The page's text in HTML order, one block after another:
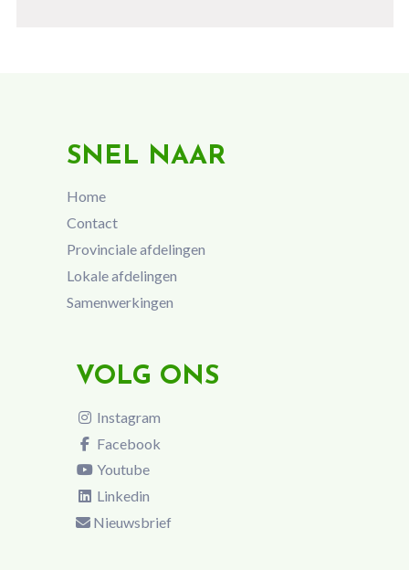
SNEL NAAR
Home
Contact
Provinciale afdelingen
Lokale afdelingen
Samenwerkingen
VOLG ONS
Instagram
Facebook
Youtube
Linkedin
Nieuwsbrief